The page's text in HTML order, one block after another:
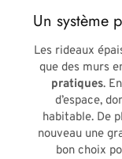
Un système
Les rideaux
que des murs
pratiques.
d’espace,
habitable. De
nouveau une
bon choix